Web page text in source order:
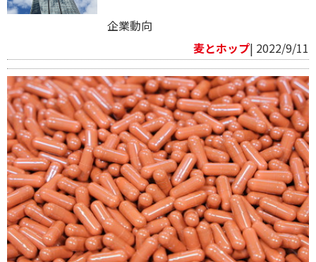
企業動向
麦とホップ| 2022/9/11